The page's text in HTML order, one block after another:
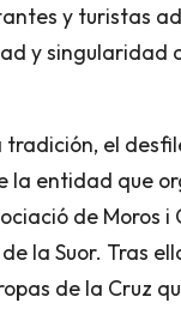
y turistas
y singularidad
tradición, el
la entidad que
de Moros i
la Suor. Tras
de la Cruz